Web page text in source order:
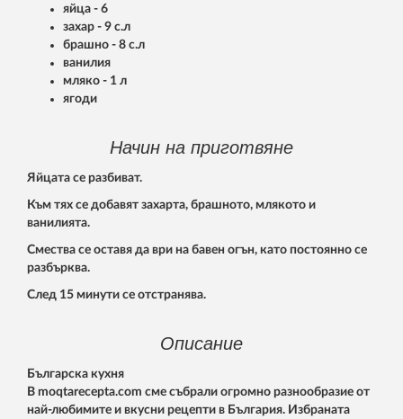
яйца - 6
захар - 9 с.л
брашно - 8 с.л
ванилия
мляко - 1 л
ягоди
Начин на приготвяне
Яйцата се разбиват.
Към тях се добавят захарта, брашното, млякото и
ванилията.
Смества се оставя да ври на бавен огън, като постоянно се
разбърква.
След 15 минути се отстранява.
Описание
Българска кухня
В moqtarecepta.com сме събрали огромно разнообразие от
най-любимите и вкусни рецепти в България. Избраната